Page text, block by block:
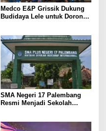
Medco E&P Grissik Dukung
Budidaya Lele untuk Dorong
SMA Negeri 17 Palembang
Resmi Menjadi Sekolah